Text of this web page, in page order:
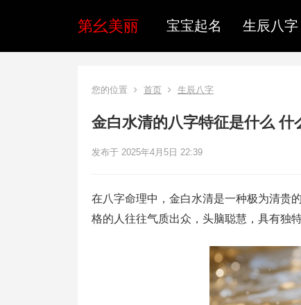
第幺美丽 宝宝起名 生辰八字
您的位置 首页 生辰八字
金白水清的八字特征是什么
发布于 2025年4月5日 22:39
在八字命理中，金白水清是一种极为清贵
格的人往往气质出众，头脑聪慧，具有独